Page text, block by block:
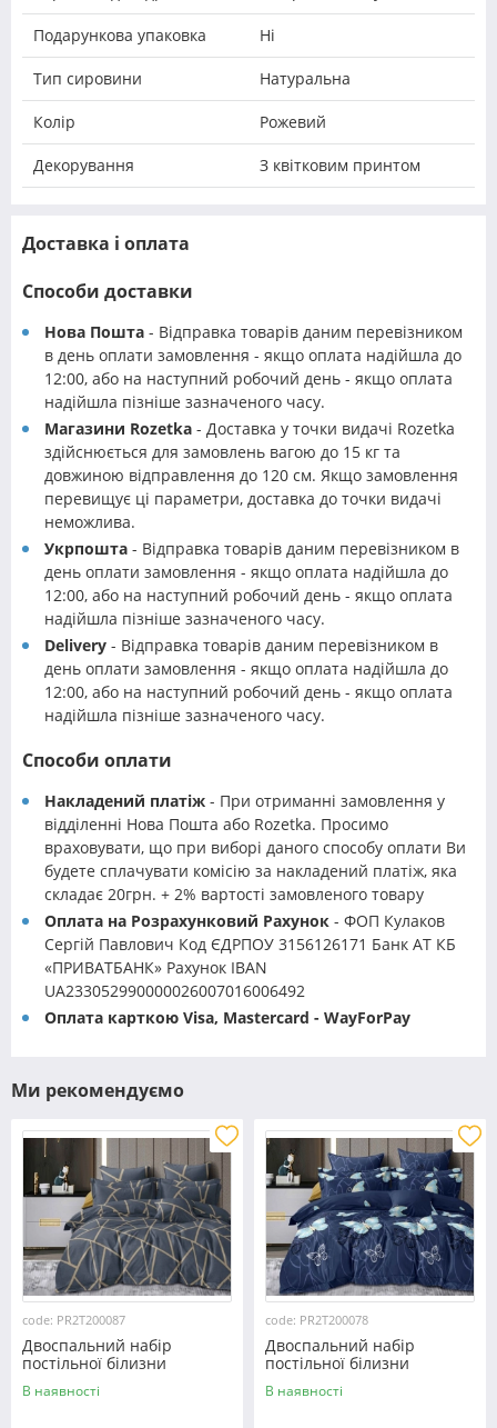
Подарункова упаковка Ні
Тип сировини Натуральна
Колір Рожевий
Декорування З квітковим принтом
Доставка і оплата
Способи доставки
Нова Пошта - Відправка товарів даним перевізником
в день оплати замовлення - якщо оплата надійшла до
12:00, або на наступний робочий день - якщо оплата
надійшла пізніше зазначеного часу.
Магазини Rozetka - Доставка у точки видачі Rozetka
здійснюється для замовлень вагою до 15 кг та
довжиною відправлення до 120 см. Якщо замовлення
перевищує ці параметри, доставка до точки видачі
неможлива.
Укрпошта - Відправка товарів даним перевізником в
день оплати замовлення - якщо оплата надійшла до
12:00, або на наступний робочий день - якщо оплата
надійшла пізніше зазначеного часу.
Delivery - Відправка товарів даним перевізником в
день оплати замовлення - якщо оплата надійшла до
12:00, або на наступний робочий день - якщо оплата
надійшла пізніше зазначеного часу.
Способи оплати
Накладений платіж - При отриманні замовлення у
відділенні Нова Пошта або Rozetka. Просимо
враховувати, що при виборі даного способу оплати Ви
будете сплачувати комісію за накладений платіж, яка
складає 20грн. + 2% вартості замовленого товару
Оплата на Розрахунковий Рахунок - ФОП Кулаков
Сергій Павлович Код ЄДРПОУ 3156126171 Банк АТ КБ
«ПРИВАТБАНК» Рахунок IBAN
UA233052990000026007016006492
Оплата карткою Visa, Mastercard - WayForPay
Ми рекомендуємо
code: PR2T200087
Двоспальний набір
постільної білизни
180*220 із полікотону
№200087 Черешенька™
В наявності
code: PR2T200078
Двоспальний набір
постільної білизни
180*220 із полікотону
№200078 Черешенька™
В наявності